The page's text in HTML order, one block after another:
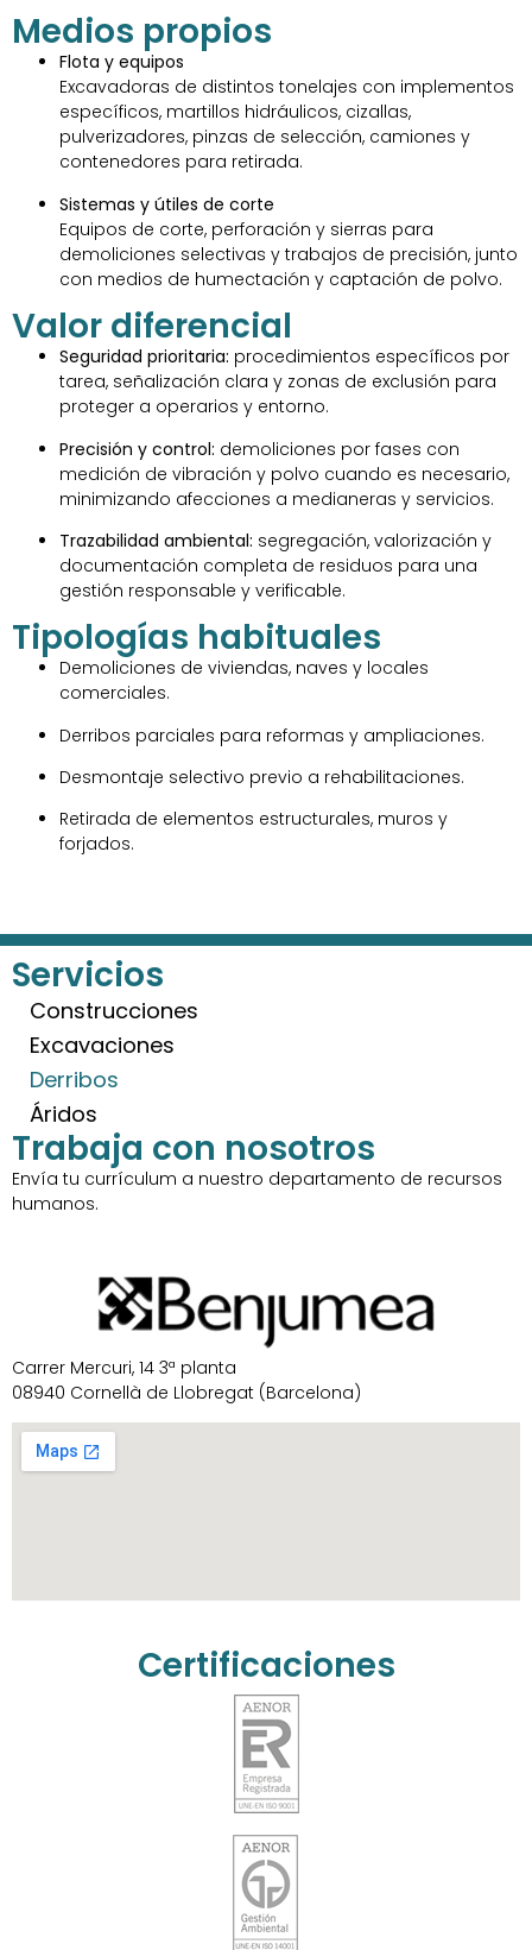
Medios propios
Flota y equipos
Excavadoras de distintos tonelajes con implementos
específicos, martillos hidráulicos, cizallas,
pulverizadores, pinzas de selección, camiones y
contenedores para retirada.
Sistemas y útiles de corte
Equipos de corte, perforación y sierras para
demoliciones selectivas y trabajos de precisión, junto
con medios de humectación y captación de polvo.
Valor diferencial
Seguridad prioritaria: procedimientos específicos por
tarea, señalización clara y zonas de exclusión para
proteger a operarios y entorno.
Precisión y control: demoliciones por fases con
medición de vibración y polvo cuando es necesario,
minimizando afecciones a medianeras y servicios.
Trazabilidad ambiental: segregación, valorización y
documentación completa de residuos para una
gestión responsable y verificable.
Tipologías habituales
Demoliciones de viviendas, naves y locales
comerciales.
Derribos parciales para reformas y ampliaciones.
Desmontaje selectivo previo a rehabilitaciones.
Retirada de elementos estructurales, muros y
forjados.
Servicios
Construcciones
Excavaciones
Derribos
Áridos
Trabaja con nosotros
Envía tu currículum a nuestro departamento de recursos
humanos.
Carrer Mercuri, 14 3ª planta
08940 Cornellà de Llobregat (Barcelona)
Certificaciones